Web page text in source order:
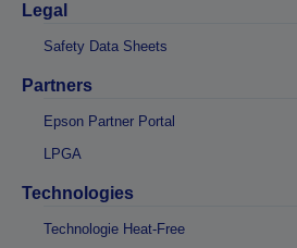
Legal
Safety Data Sheets
Partners
Epson Partner Portal
LPGA
Technologies
Technologie Heat-Free